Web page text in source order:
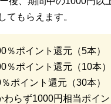
てもらえます。
％ポイント還元（5本）
％ポイント還元（10本）
ポイント還元（30本）
らず1000円相当ポイン